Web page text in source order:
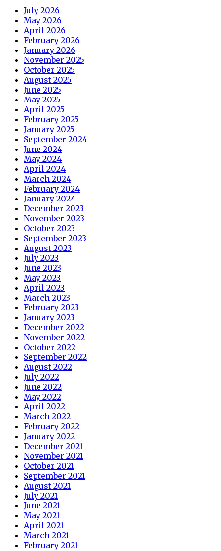
July 2026
May 2026
April 2026
February 2026
January 2026
November 2025
October 2025
August 2025
June 2025
May 2025
April 2025
February 2025
January 2025
September 2024
June 2024
May 2024
April 2024
March 2024
February 2024
January 2024
December 2023
November 2023
October 2023
September 2023
August 2023
July 2023
June 2023
May 2023
April 2023
March 2023
February 2023
January 2023
December 2022
November 2022
October 2022
September 2022
August 2022
July 2022
June 2022
May 2022
April 2022
March 2022
February 2022
January 2022
December 2021
November 2021
October 2021
September 2021
August 2021
July 2021
June 2021
May 2021
April 2021
March 2021
February 2021